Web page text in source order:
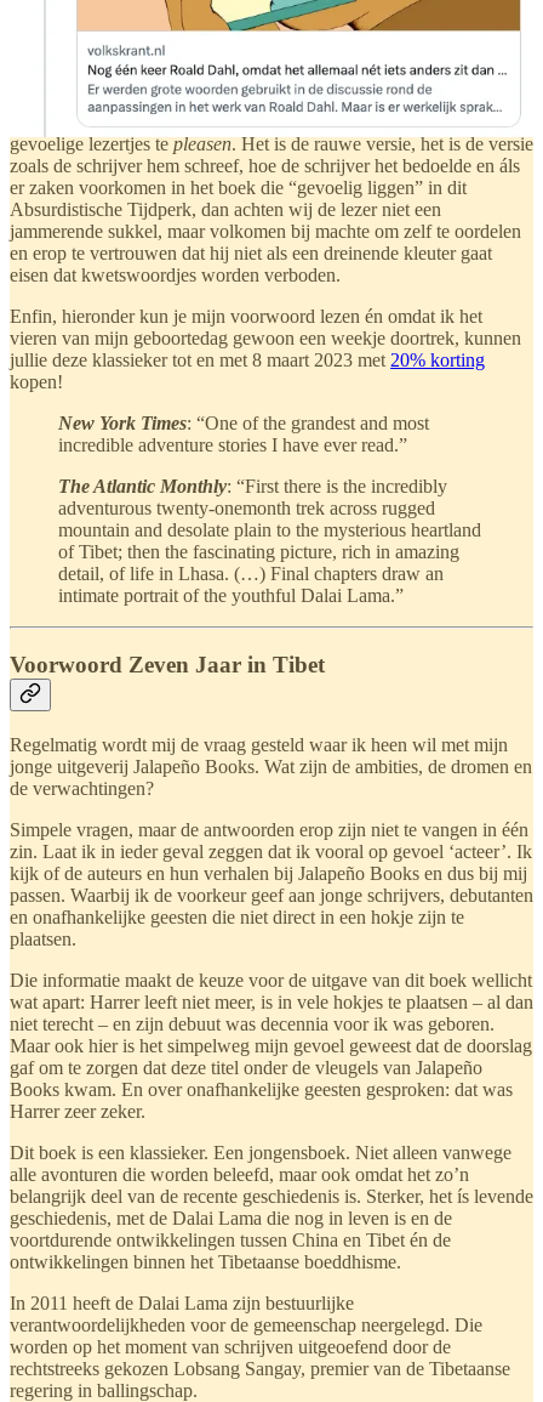
verkocht, maar bij het grote publiek werd dit verhaal pas echt
bekend door de gelijknamige film met Brad Pitt in de hoofdrol.
En weet je wat nou zo leuk is, wij van Jalapeño Books hebben de
oorspronkelijke versie uitgegeven. Er is geen woord aangepast, er is
geen situatie mooier gemaakt dan het in werkelijkheid was om
gevoelige lezertjes tepleasen. Het is de rauwe versie, het is de versie
zoals de schrijver hem schreef, hoe de schrijver het bedoelde en áls
er zaken voorkomen in het boek die “gevoelig liggen” in dit
Absurdistische Tijdperk, dan achten wij de lezer niet een
jammerende sukkel, maar volkomen bij machte om zelf te oordelen
en erop te vertrouwen dat hij niet als een dreinende kleuter gaat
eisen dat kwetswoordjes worden verboden.
Enfin, hieronder kun je mijn voorwoord lezen én omdat ik het
vieren van mijn geboortedag gewoon een weekje doortrek, kunnen
jullie deze klassieker tot en met 8 maart 2023 met 20% korting
kopen!
New York Times: “One of the grandest and most
incredible adventure stories I have ever read.”
The Atlantic Monthly: “First there is the incredibly
adventurous twenty-onemonth trek across rugged
mountain and desolate plain to the mysterious heartland
of Tibet; then the fascinating picture, rich in amazing
detail, of life in Lhasa. (…) Final chapters draw an
intimate portrait of the youthful Dalai Lama.”
Voorwoord Zeven Jaar in Tibet
Regelmatig wordt mij de vraag gesteld waar ik heen wil met mijn
jonge uitgeverij Jalapeño Books. Wat zijn de ambities, de dromen en
de verwachtingen?
Simpele vragen, maar de antwoorden erop zijn niet te vangen in één
zin. Laat ik in ieder geval zeggen dat ik vooral op gevoel ‘acteer’. Ik
kijk of de auteurs en hun verhalen bij Jalapeño Books en dus bij mij
passen. Waarbij ik de voorkeur geef aan jonge schrijvers, debutanten
en onafhankelijke geesten die niet direct in een hokje zijn te
plaatsen.
Die informatie maakt de keuze voor de uitgave van dit boek wellicht
wat apart: Harrer leeft niet meer, is in vele hokjes te plaatsen – al dan
niet terecht – en zijn debuut was decennia voor ik was geboren.
Maar ook hier is het simpelweg mijn gevoel geweest dat de doorslag
gaf om te zorgen dat deze titel onder de vleugels van Jalapeño
Books kwam. En over onafhankelijke geesten gesproken: dat was
Harrer zeer zeker.
Dit boek is een klassieker. Een jongensboek. Niet alleen vanwege
alle avonturen die worden beleefd, maar ook omdat het zo’n
belangrijk deel van de recente geschiedenis is. Sterker, het ís levende
geschiedenis, met de Dalai Lama die nog in leven is en de
voortdurende ontwikkelingen tussen China en Tibet én de
ontwikkelingen binnen het Tibetaanse boeddhisme.
In 2011 heeft de Dalai Lama zijn bestuurlijke
verantwoordelijkheden voor de gemeenschap neergelegd. Die
worden op het moment van schrijven uitgeoefend door de
rechtstreeks gekozen Lobsang Sangay, premier van de Tibetaanse
regering in ballingschap.